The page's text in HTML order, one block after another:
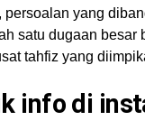
persoalan yang
satu dugaan besar
tahfiz yang
info di